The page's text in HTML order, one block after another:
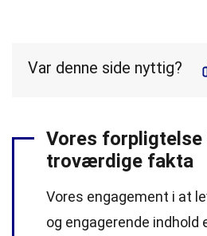
Var denne side nyttig?
Vores forpligtelse
troværdige fakta
Vores engagement i at
og engagerende indhold